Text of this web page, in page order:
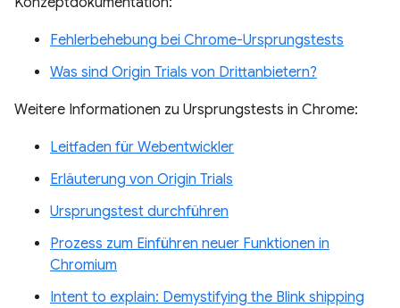
Fehlerbehebung bei Chrome-Ursprungstests
Was sind Origin Trials von Drittanbietern?
Weitere Informationen zu Ursprungstests in Chrome:
Leitfaden für Webentwickler
Erläuterung von Origin Trials
Ursprungstest durchführen
Prozess zum Einführen neuer Funktionen in
Chromium
Intent to explain: Demystifying the Blink shipping